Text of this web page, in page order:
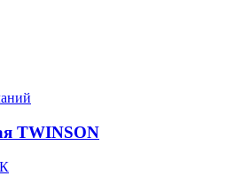
TWINSON